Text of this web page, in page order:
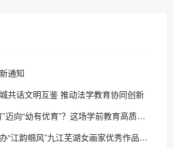
通知
共话文明互鉴 推动法学教育协同创新
有优育”？这场学前教育高质量发展研讨会给出答案
九江芜湖女画家优秀作品联展——共谱长江文化跨域交流新篇章